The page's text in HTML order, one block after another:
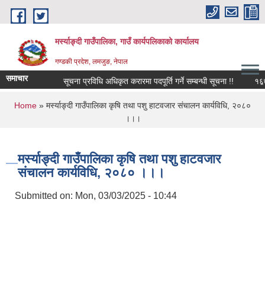
Skip to main content
मर्स्याङ्दी गाउँपालिका, गाउँ कार्यपलिकाको कार्यालय
गण्डकी प्रदेश, लमजुङ, नेपाल
समाचार सूचना प्रविधि अधिकृत करारमा पदपूर्ति गर्ने सम्बन्धी सूचना !! १६़७
You are here
Home » मर्स्याङ्दी गाउँपालिका कृषि तथा पशु हाटवजार संचालन कार्यविधि, २०८०
।।।
मर्स्याङ्दी गाउँपालिका कृषि तथा पशु हाटवजार
संचालन कार्यविधि, २०८० ।।।
Submitted on: Mon, 03/03/2025 - 10:44